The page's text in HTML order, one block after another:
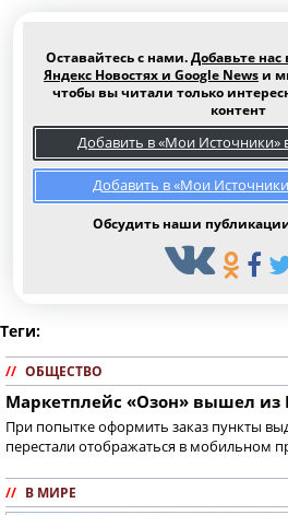
Оставайтесь с нами.Добавьте
Яндекс Новостях и Google News и
чтобы вы читали только
контент
Добавить в «Мои Источники»
Добавить в «Мои
Обсудить наши
Теги:
// ОБЩЕСТВО
Маркетплейс «Озон» вышел
При попытке оформить заказ пункты
перестали отображаться в мобильном
// В МИРЕ